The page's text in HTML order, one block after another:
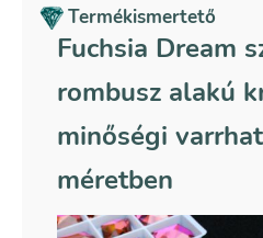
Termékismertető
Fuchsia Dream
rombusz alakú
minőségi
méretben